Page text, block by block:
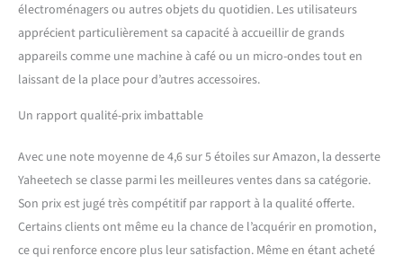
électroménagers ou autres objets du quotidien. Les utilisateurs
apprécient particulièrement sa capacité à accueillir de grands
appareils comme une machine à café ou un micro-ondes tout en
laissant de la place pour d’autres accessoires.
Un rapport qualité-prix imbattable
Avec une note moyenne de 4,6 sur 5 étoiles sur Amazon, la desserte
Yaheetech se classe parmi les meilleures ventes dans sa catégorie.
Son prix est jugé très compétitif par rapport à la qualité offerte.
Certains clients ont même eu la chance de l’acquérir en promotion,
ce qui renforce encore plus leur satisfaction. Même en étant acheté